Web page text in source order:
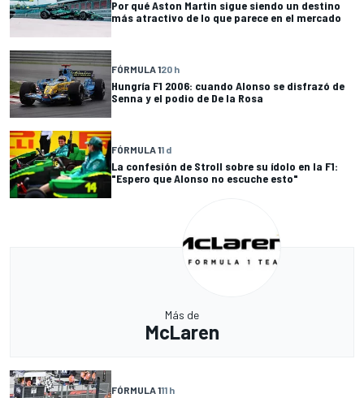
Por qué Aston Martin sigue siendo un destino
más atractivo de lo que parece en el mercado
FÓRMULA 120 h
Hungría F1 2006: cuando Alonso se disfrazó de
Senna y el podio de De la Rosa
FÓRMULA 11 d
La confesión de Stroll sobre su ídolo en la F1:
"Espero que Alonso no escuche esto"
Más de
McLaren
FÓRMULA 111 h